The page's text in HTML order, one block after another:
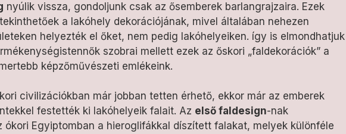
nyúlik vissza, gondoljunk csak az ősemberek barlangrajzaira. Ezek
a lakóhely dekorációjának, mivel általában nehezen
helyezték el őket, nem pedig lakóhelyeiken. így is elmondhatjuk
szobrai mellett ezek az őskori „faldekorációk” a
képzőművészeti emlékeink.
civilizációkban már jobban tetten érhető, ekkor már az emberek
festették ki lakóhelyeik falait. Az első faldesign-nak
ókori Egyiptomban a hieroglifákkal díszített falakat, melyek különféle